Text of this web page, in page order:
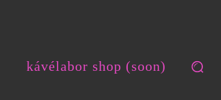
kávélabor shop (soon)